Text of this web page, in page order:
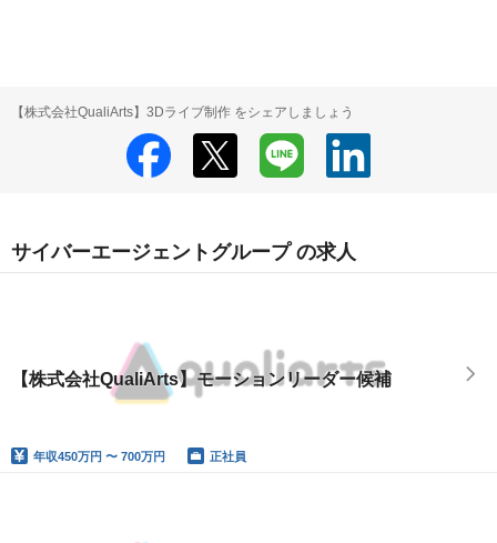
【株式会社QualiArts】3Dライブ制作 をシェアしましょう
サイバーエージェントグループ の求人
【株式会社QualiArts】モーションリーダー候補
年収450万円 〜 700万円 正社員